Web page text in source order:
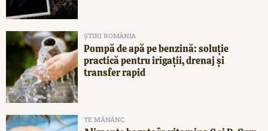
ȘTIRI ROMÂNIA
Pompă de apă pe benzină: soluție
practică pentru irigații, drenaj și
transfer rapid
TE MĂNÂNC